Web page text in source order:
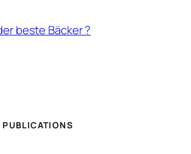
beste Bäcker ?
PUBLICATIONS